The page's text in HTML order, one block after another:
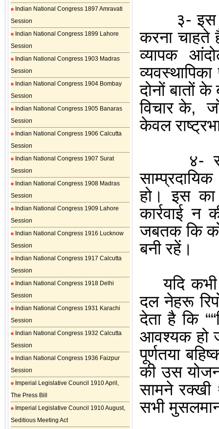
Indian National Congress 1897 Amravati
Session
Indian National Congress 1899 Lahore
Session
Indian National Congress 1903 Madras
Session
Indian National Congress 1904 Bombay
Session
Indian National Congress 1905 Banaras
Session
Indian National Congress 1906 Calcutta
Session
Indian National Congress 1907 Surat
Session
Indian National Congress 1908 Madras
Session
Indian National Congress 1909 Lahore
Session
Indian National Congress 1916 Lucknow
Session
Indian National Congress 1917 Calcutta
Session
Indian National Congress 1918 Delhi
Session
Indian National Congress 1931 Karachi
Session
Indian National Congress 1932 Calcutta
Session
Indian National Congress 1936 Faizpur
Session
Imperial Legislative Council 1910 April,
The Press Bill
Imperial Legislative Council 1910 August,
Seditious Meeting Act
३- इस
करना चाहते
व्यापक
दोनों बातों
विचार के,
केवल
४-
हो। इस
कार्रवाई न
जबतक कि
बनी रहें।
यदि
दल नेहरू
देता है कि ““
आवश्यक हो
पूर्णतया
की उस
सामने रक्खी
सभी